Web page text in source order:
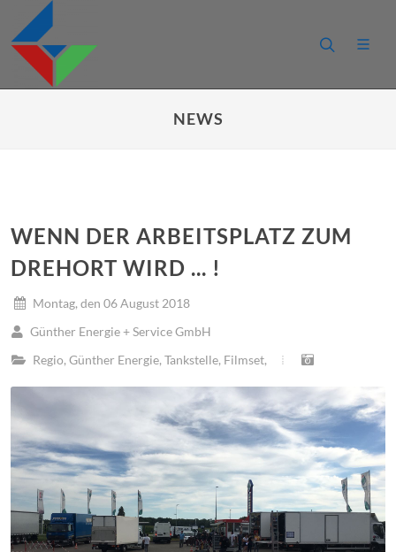
NEWS
WENN DER ARBEITSPLATZ ZUM
DREHORT WIRD ... !
Montag, den 06 August 2018
Günther Energie + Service GmbH
Regio, Günther Energie, Tankstelle, Filmset,